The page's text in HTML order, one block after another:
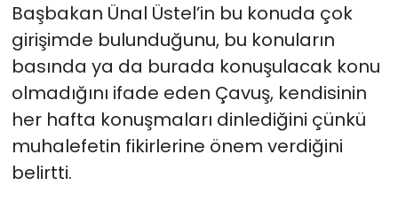
Başbakan Ünal Üstel’in bu konuda çok
girişimde bulunduğunu, bu konuların
basında ya da burada konuşulacak konu
olmadığını ifade eden Çavuş, kendisinin
her hafta konuşmaları dinlediğini çünkü
muhalefetin fikirlerine önem verdiğini
belirtti.